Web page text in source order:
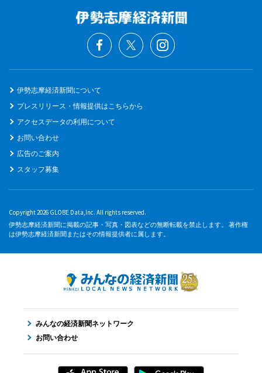
伊勢志摩経済新聞について
プレスリリース・情報提供はこちらから
アクセスデータの利用について
お問い合わせ
広告のご案内
スタッフ募集
Copyright 2026 GLOBE Data,Inc. All rights reserved.
伊勢志摩経済新聞に掲載の記事・写真・図表などの無断転載を禁止します。 著作権
は伊勢志摩経済新聞またはその情報提供者に属します。
みんなの経済新聞ネットワーク
お問い合わせ